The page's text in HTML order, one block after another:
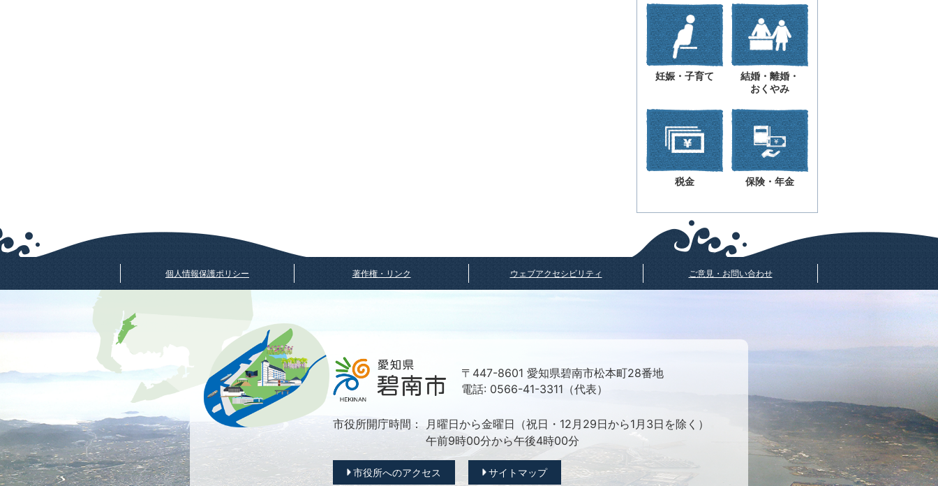
妊娠・子育て
結婚・離婚・
おくやみ
税金 保険・年金
個人情報保護ポリシー 著作権・リンク ウェブアクセシビリティ ご意見・お問い合わせ
〒447-8601 愛知県碧南市松本町28番地
電話: 0566-41-3311（代表）
市役所開庁時間：
月曜日から金曜日（祝日・12月29日から1月3日を除く）
午前9時00分から午後4時00分
市役所へのアクセス サイトマップ